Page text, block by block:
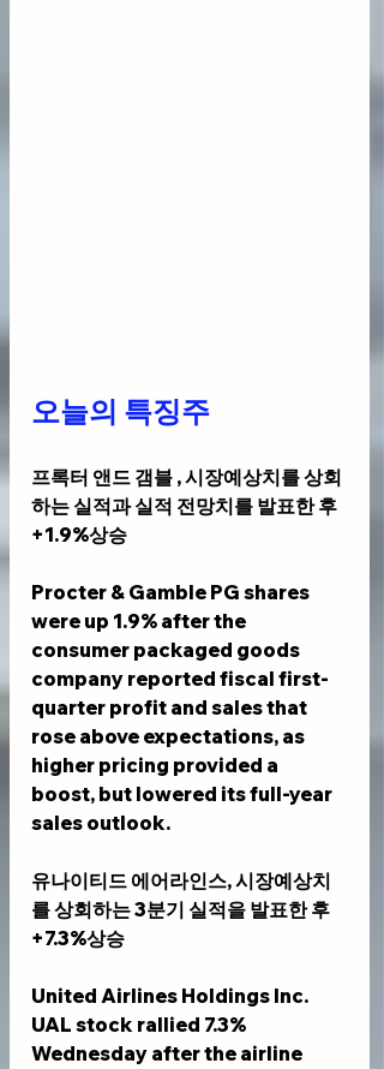
오늘의 특징주
프록터 앤드 갬블 , 시장예상치를 상회
하는 실적과 실적 전망치를 발표한 후
+1.9%상승
Procter & Gamble PG shares
were up 1.9% after the
consumer packaged goods
company reported fiscal first-
quarter profit and sales that
rose above expectations, as
higher pricing provided a
boost, but lowered its full-year
sales outlook.
유나이티드 에어라인스, 시장예상치
를 상회하는 3분기 실적을 발표한 후
+7.3%상승
United Airlines Holdings Inc.
UAL stock rallied 7.3%
Wednesday after the airline